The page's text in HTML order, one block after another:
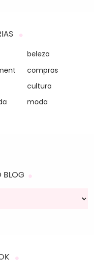
beleza
compras
cultura
moda
BLOG